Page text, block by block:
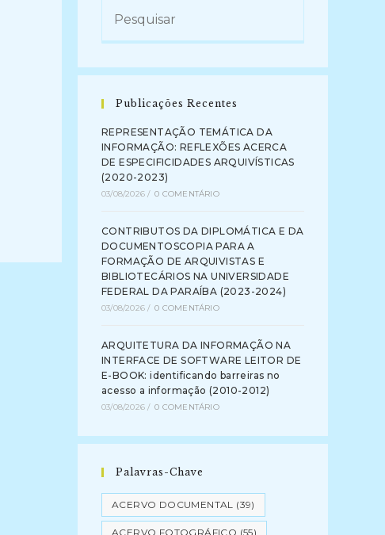
Publicações Recentes
REPRESENTAÇÃO TEMÁTICA DA
INFORMAÇÃO: REFLEXÕES ACERCA
DE ESPECIFICIDADES ARQUIVÍSTICAS
(2020-2023)
03/08/2026 / 0 COMENTÁRIO
CONTRIBUTOS DA DIPLOMÁTICA E DA
DOCUMENTOSCOPIA PARA A
FORMAÇÃO DE ARQUIVISTAS E
BIBLIOTECÁRIOS NA UNIVERSIDADE
FEDERAL DA PARAÍBA (2023-2024)
03/08/2026 / 0 COMENTÁRIO
ARQUITETURA DA INFORMAÇÃO NA
INTERFACE DE SOFTWARE LEITOR DE
E-BOOK: identificando barreiras no
acesso a informação (2010-2012)
03/08/2026 / 0 COMENTÁRIO
Palavras-Chave
ACERVO DOCUMENTAL (39)
ACERVO FOTOGRÁFICO (55)